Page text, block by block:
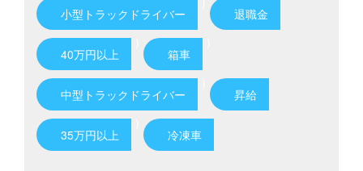
小型トラックドライバー 退職金
40万円以上 箱車
中型トラックドライバー 昇給
35万円以上 冷凍車